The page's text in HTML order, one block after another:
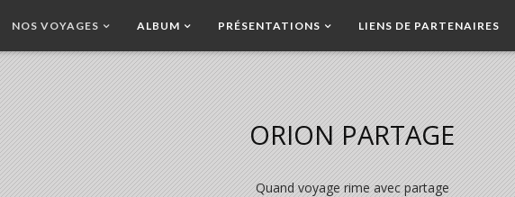
NOS VOYAGES ALBUM PRÉSENTATIONS LIENS DE PARTENAIRES
ORION PARTAGE
Quand voyage rime avec partage